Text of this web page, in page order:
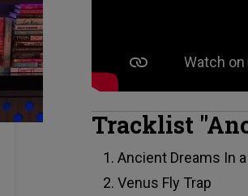
Tracklist
Ancient Dreams In
Venus Fly Trap